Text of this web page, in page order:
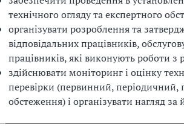
технічного огляду та експертного
організувати розроблення та
відповідальних працівників,
працівників, які виконують роботи
здійснювати моніторинг і оцінку
перевірки (первинний, періодичний,
обстеження) і організувати нагляд